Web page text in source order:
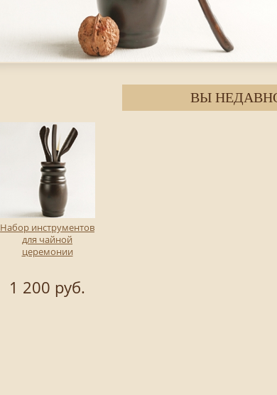
ВЫ
Набор инструментов
для чайной
церемонии
1 200 руб.